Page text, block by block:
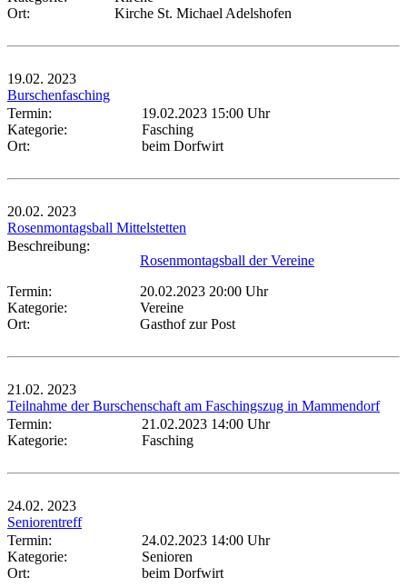
Ort:
Kirche St. Michael Adelshofen
19.02. 2023
Burschenfasching
Termin:
19.02.2023 15:00 Uhr
Kategorie:
Fasching
Ort:
beim Dorfwirt
20.02. 2023
Rosenmontagsball Mittelstetten
Beschreibung:
Rosenmontagsball der Vereine
Termin:
20.02.2023 20:00 Uhr
Kategorie:
Vereine
Ort:
Gasthof zur Post
21.02. 2023
Teilnahme der Burschenschaft am Faschingszug in Mammendorf
Termin:
21.02.2023 14:00 Uhr
Kategorie:
Fasching
24.02. 2023
Seniorentreff
Termin:
24.02.2023 14:00 Uhr
Kategorie:
Senioren
Ort:
beim Dorfwirt